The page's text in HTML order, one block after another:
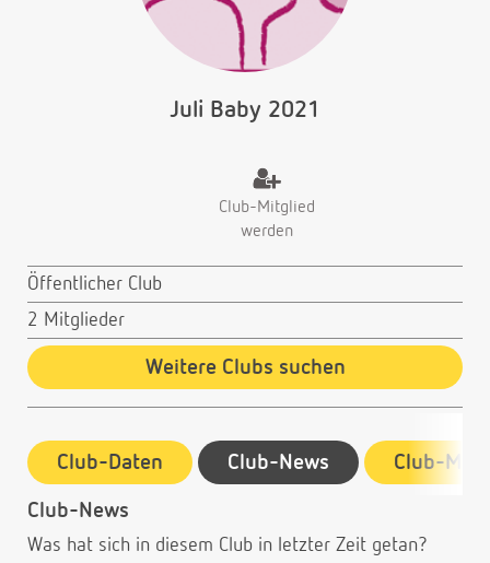
Juli Baby 2021
Club-Mitglied
werden
Öffentlicher Club
2 Mitglieder
Weitere Clubs suchen
Club-Daten Club-News Club-
Club-News
Was hat sich in diesem Club in letzter Zeit getan?